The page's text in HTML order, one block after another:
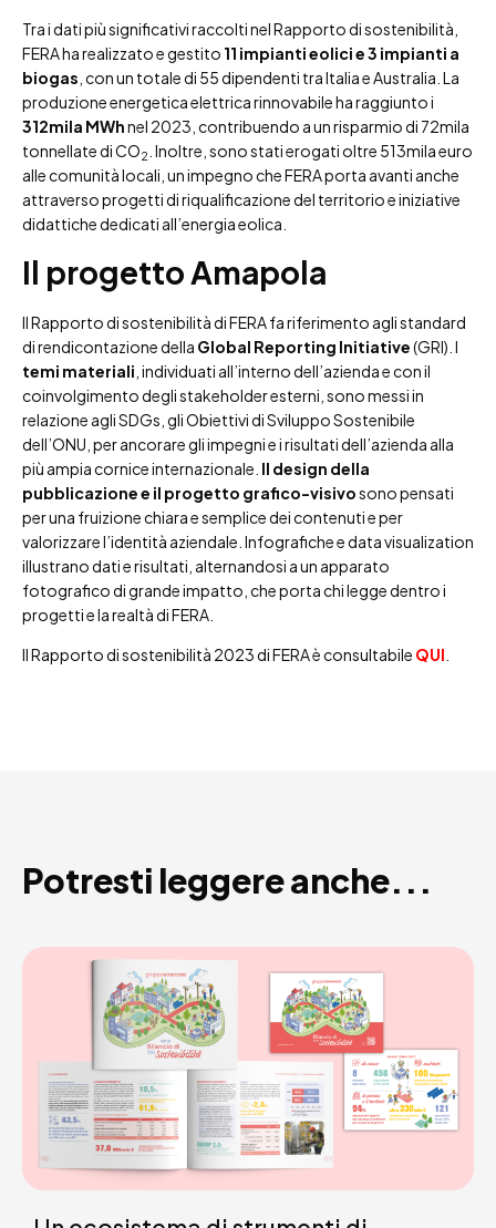
Tra i dati più significativi raccolti nel Rapporto di sostenibilità,
FERA ha realizzato e gestito 11 impianti eolici e 3 impianti a
biogas , con un totale di 55 dipendenti tra Italia e Australia. La
produzione energetica elettrica rinnovabile ha raggiunto i
312mila MWhnel 2023, contribuendo a un risparmio di 72mila
tonnellate di CO2 . Inoltre, sono stati erogati oltre 513mila euro
alle comunità locali, un impegno che FERA porta avanti anche
attraverso progetti di riqualificazione del territorio e iniziative
didattiche dedicati all’energia eolica.
Il progetto Amapola
Il Rapporto di sostenibilità di FERA fa riferimento agli standard
di rendicontazione della Global Reporting Initiative(GRI). I
temi materiali , individuati all’interno dell’azienda e con il
coinvolgimento degli stakeholder esterni, sono messi in
relazione agli SDGs, gli Obiettivi di Sviluppo Sostenibile
dell’ONU, per ancorare gli impegni e i risultati dell’azienda alla
più ampia cornice internazionale. Il design della
pubblicazione e il progetto grafico-visivosono pensati
per una fruizione chiara e semplice dei contenuti e per
valorizzare l’identità aziendale. Infografiche e data visualization
illustrano dati e risultati, alternandosi a un apparato
fotografico di grande impatto, che porta chi legge dentro i
progetti e la realtà di FERA.
Il Rapporto di sostenibilità 2023 di FERA è consultabile QUI
Potresti leggere anche...